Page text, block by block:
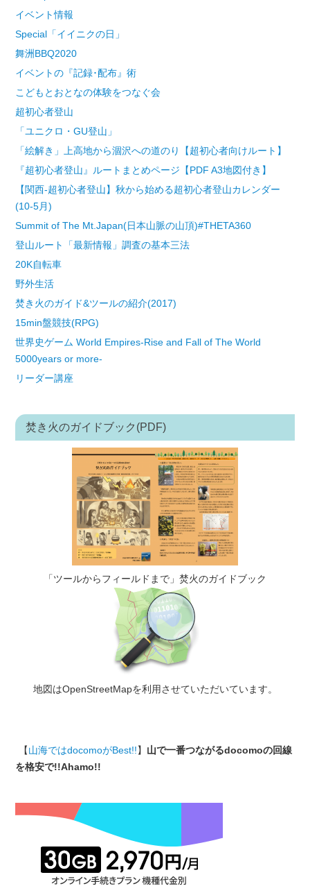
イベント情報
Special「イイニクの日」
舞洲BBQ2020
イベントの『記録･配布』術
こどもとおとなの体験をつなぐ会
超初心者登山
「ユニクロ・GU登山」
「絵解き」上高地から涸沢への道のり【超初心者向けルート】
『超初心者登山』ルートまとめページ【PDF A3地図付き】
【関西-超初心者登山】秋から始める超初心者登山カレンダー
(10-5月)
Summit of The Mt.Japan(日本山脈の山頂)#THETA360
登山ルート「最新情報」調査の基本三法
20K自転車
野外生活
焚き火のガイド&ツールの紹介(2017)
15min盤競技(RPG)
世界史ゲーム World Empires-Rise and Fall of The World
5000years or more-
リーダー講座
焚き火のガイドブック(PDF)
「ツールからフィールドまで」焚火のガイドブック
地図はOpenStreetMapを利用させていただいています。
【山海ではdocomoがBest!!】 山で一番つながるdocomoの回線
を格安で!!Ahamo!!